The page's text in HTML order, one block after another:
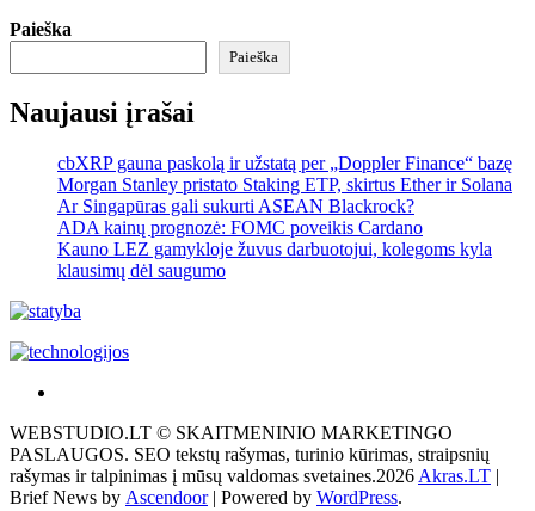
Paieška
Paieška
Naujausi įrašai
cbXRP gauna paskolą ir užstatą per „Doppler Finance“ bazę
Morgan Stanley pristato Staking ETP, skirtus Ether ir Solana
Ar Singapūras gali sukurti ASEAN Blackrock?
ADA kainų prognozė: FOMC poveikis Cardano
Kauno LEZ gamykloje žuvus darbuotojui, kolegoms kyla
klausimų dėl saugumo
tai
žemės
ploto
matavimo
WEBSTUDIO.LT © SKAITMENINIO MARKETINGO
PASLAUGOS. SEO tekstų rašymas, turinio kūrimas, straipsnių
rašymas ir talpinimas į mūsų valdomas svetaines.2026 Akras.LT |
Brief News by Ascendoor| Powered by WordPress.